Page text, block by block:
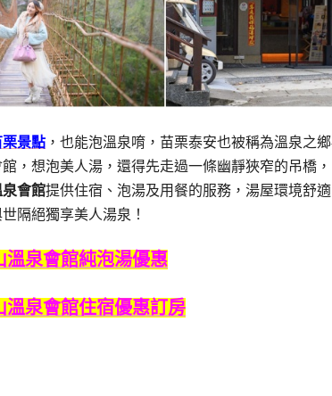
栗景點 ，也能泡溫泉唷，苗栗泰安也被稱為溫泉之
，想泡美人湯，還得先走過一條幽靜狹窄的吊橋
會館提供住宿、泡湯及用餐的服務，湯屋環境舒
隔絕獨享美人湯泉！
泉會館純泡湯優惠
泉會館住宿優惠訂房